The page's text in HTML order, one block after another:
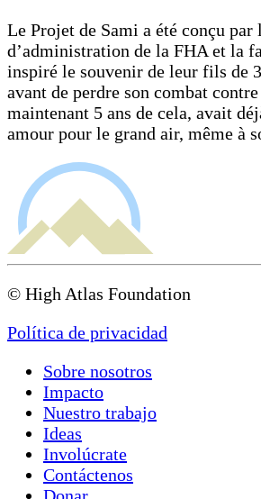
Le Projet de Sami a été conçu par
d’administration de la FHA et la
inspiré le souvenir de leur fils de
avant de perdre son combat
maintenant 5 ans de cela, avait
amour pour le grand air, même à
© High Atlas Foundation
Política de privacidad
Sobre nosotros
Impacto
Nuestro trabajo
Ideas
Involúcrate
Contáctenos